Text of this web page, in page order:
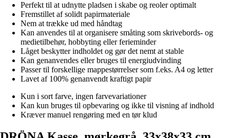
Perfekt til at udnytte pladsen i skabe og reoler optimalt
Fremstillet af solidt papirmateriale
Nem at trække ud med håndtag
Kan anvendes til at organisere småting som skrivebords- og
medietilbehør, hobbyting eller ferieminder
Låget beskytter indholdet og gør det nemt at stable
Kan genanvendes eller bruges til energiudvinding
Passer til forskellige mappestørrelser som f.eks. A4 og letter
Lavet af 100% genanvendt kraftigt papir
Kun i sort farve, ingen farvevariationer
Kan kun bruges til opbevaring og ikke til visning af indhold
Kræver manuel rengøring med en tør klud